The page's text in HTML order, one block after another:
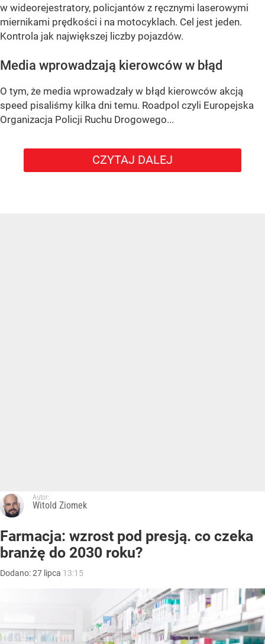
w wideorejestratory, policjantów z ręcznymi laserowymi
miernikami prędkości i na motocyklach. Cel jest jeden.
Kontrola jak największej liczby pojazdów.
Media wprowadzają kierowców w błąd
O tym, że media wprowadzały w błąd kierowców akcją
speed pisaliśmy kilka dni temu. Roadpol czyli Europejska
Organizacja Policji Ruchu Drogowego...
CZYTAJ DALEJ
Autor:
Witold Ziomek
Farmacja: wzrost pod presją. co czeka
branżę do 2030 roku?
Dodano:27 lipca 13:15